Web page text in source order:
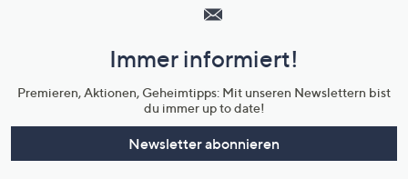
Unternehmensinformationen
Immer informiert!
Premieren, Aktionen, Geheimtipps: Mit unseren Newslettern bist
du immer up to date!
Newsletter abonnieren